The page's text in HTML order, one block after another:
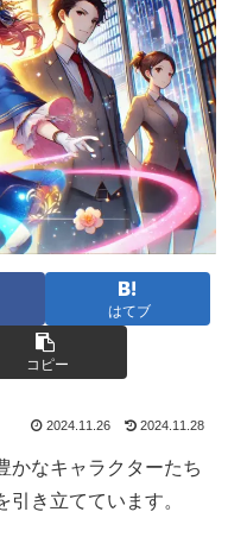
はてブ
コピー
2024.11.26 2024.11.28
かなキャラクターたち
き立てています。